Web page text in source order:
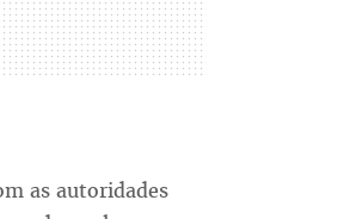
as autoridades